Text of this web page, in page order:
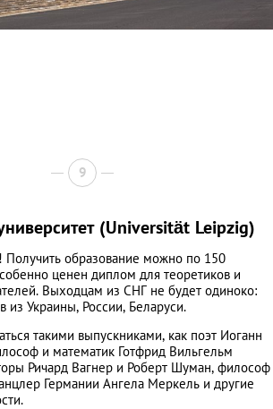
9
(Universität Leipzig)
Получить образование можно по 150
ценен диплом для теоретиков и
Выходцам из СНГ не будет одиноко:
из Украины, России, Беларуси.
такими выпускниками, как поэт Иоганн
и математик Готфрид Вильгельм
Ричард Вагнер и Роберт Шуман, философ
Германии Ангела Меркель и другие